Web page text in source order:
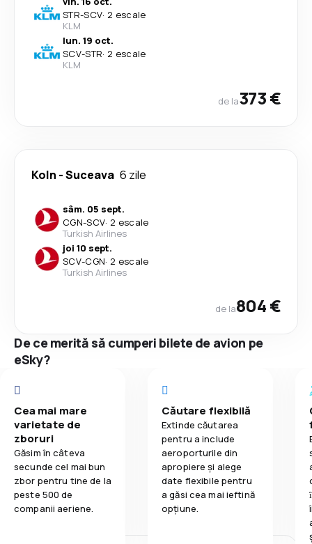
STR-SCV· 2 escale
KLM
lun. 19 oct.
SCV-STR· 2 escale
KLM
de la373 €
Koln -Suceava 6 zile
sâm. 05 sept.
CGN-SCV· 2 escale
Turkish Airlines
joi 10 sept.
SCV-CGN· 2 escale
Turkish Airlines
de la804 €
De ce merită să cumperi bilete de avion pe
eSky?
Cea mai mare
varietate de
zboruri
Găsim în câteva
secunde cel mai bun
zbor pentru tine de la
peste 500 de
companii aeriene.
Căutare flexibilă
Extinde căutarea
pentru a include
aeroporturile din
apropiere și alege
date flexibile pentru
a găsi cea mai ieftină
opțiune.